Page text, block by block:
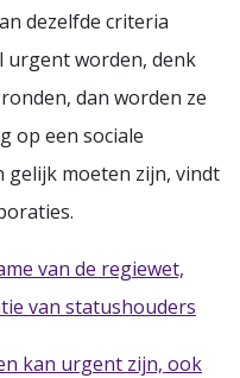
dezelfde criteria
urgent worden, denk
dan worden ze
op een sociale
moeten zijn, vindt
van de regiewet,
van statushouders
kan urgent zijn, ook